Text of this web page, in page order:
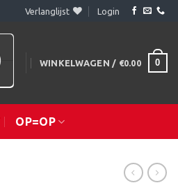
Verlanglijst Login
WINKELWAGEN / €0.00 0
OP=OP